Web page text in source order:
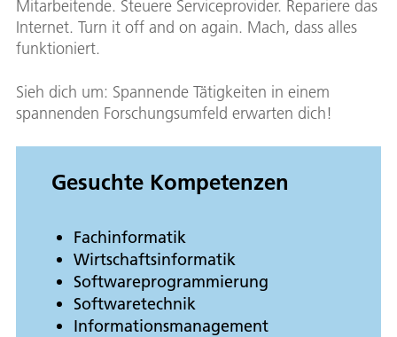
Mitarbeitende. Steuere Serviceprovider. Repariere das
Internet. Turn it off and on again. Mach, dass alles
funktioniert.
Sieh dich um: Spannende Tätigkeiten in einem
spannenden Forschungsumfeld erwarten dich!
Gesuchte Kompetenzen
Fachinformatik
Wirtschaftsinformatik
Softwareprogrammierung
Softwaretechnik
Informationsmanagement